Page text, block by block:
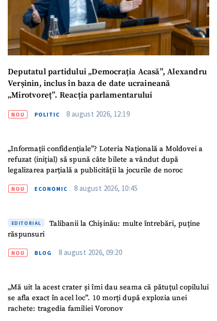
Deputatul partidului „Democrația Acasă”, Alexandru
Verșinin, inclus în baza de date ucraineană
„Mirotvoreț”. Reacția parlamentarului
NOU POLITIC 8 august 2026, 12:19
„Informații confidențiale”? Loteria Națională a Moldovei a
refuzat (inițial) să spună câte bilete a vândut după
legalizarea parțială a publicității la jocurile de noroc
NOU ECONOMIC 8 august 2026, 10:45
EDITORIAL
Talibanii la Chișinău: multe întrebări, puține
răspunsuri
NOU BLOG 8 august 2026, 09:20
„Mă uit la acest crater și îmi dau seama că pătuțul copilului
se afla exact în acel loc”. 10 morți după explozia unei
rachete: tragedia familiei Voronov